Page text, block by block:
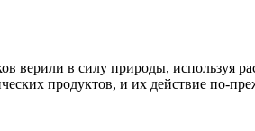
верили в силу природы, используя
продуктов, и их действие по-